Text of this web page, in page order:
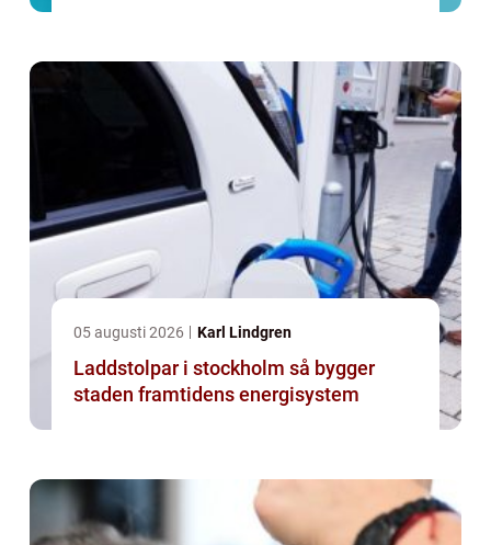
05 augusti 2026 Karl Lindgren
Laddstolpar i stockholm så bygger
staden framtidens energisystem